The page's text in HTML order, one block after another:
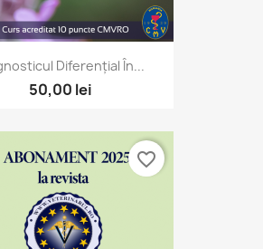
Diferențial În...
50,00 lei
favorite_border